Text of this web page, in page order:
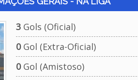
3Gols (Oficial)
0Gol (Extra-Oficial)
0Gol (Amistoso)